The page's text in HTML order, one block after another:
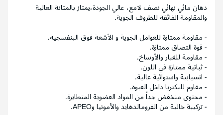
دهان مائي نهائي نصف لامع، عالي الجودة،يمتاز بالمتانة العالية
والمقاومة الفائقة للظروف الجوية.
- مقاومة ممتازة للعوامل الجوية و الأشعة فوق البنفسجية.
- قوة التصاق ممتازة.
- مقاومة للغبار والأوساخ.
- ثباتية ممتازة في اللون.
- انسيابية واستوائية عالية.
- مقاوم للبكتريا داخل العبوة.
- محتوى منخفض جداً من المواد العضوية المتطايرة.
- تركيبة خالية من الفرومالدهايد والأمونيا وAPEO.